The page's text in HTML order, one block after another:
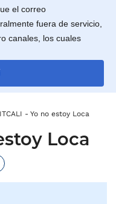
el correo
fuera de servicio,
canales, los cuales
- Yo no estoy Loca
Loca